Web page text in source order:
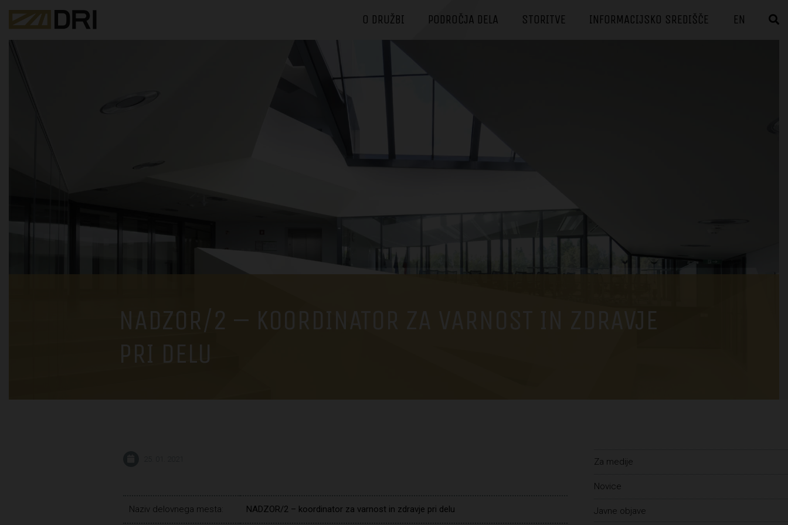
O DRUŽBI PODROČJA DELA STORITVE INFORMACIJSKO SREDIŠČE EN
NADZOR/2 – KOORDINATOR ZA VARNOST IN ZDRAVJE
PRI DELU
Naziv delovnega mesta: NADZOR/2 – koordinator za varnost in zdravje pri delu
Za medije
Novice
Javne objave